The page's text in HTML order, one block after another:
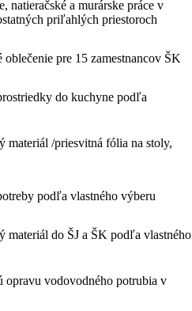
natieračské a murárske práce v
priľahlých priestoroch
pre 15 zamestnancov ŠK
do kuchyne podľa
materiál /priesvitná fólia na stoly,
podľa vlastného výberu
materiál do ŠJ a ŠK podľa vlastného
opravu vodovodného potrubia v